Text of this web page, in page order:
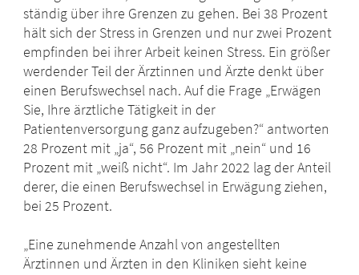
ständig über ihre Grenzen zu gehen. Bei 38 Prozent
hält sich der Stress in Grenzen und nur zwei Prozent
empfinden bei ihrer Arbeit keinen Stress. Ein größer
werdender Teil der Ärztinnen und Ärzte denkt über
einen Berufswechsel nach. Auf die Frage „Erwägen
Sie, Ihre ärztliche Tätigkeit in der
Patientenversorgung ganz aufzugeben?“ antworten
28 Prozent mit „ja“, 56 Prozent mit „nein“ und 16
Prozent mit „weiß nicht“. Im Jahr 2022 lag der Anteil
derer, die einen Berufswechsel in Erwägung ziehen,
bei 25 Prozent.
„Eine zunehmende Anzahl von angestellten
Ärztinnen und Ärzten in den Kliniken sieht keine